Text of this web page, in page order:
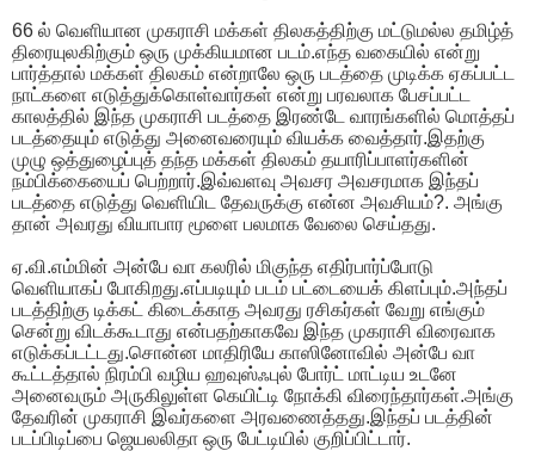
66 ல் வெளியான முகராசி மக்கள் திலகத்திற்கு மட்டுமல்ல தமிழ்த்
திரையுலகிற்கும் ஒரு முக்கியமான படம்.எந்த வகையில் என்று
பார்த்தால் மக்கள் திலகம் என்றாலே ஒரு படத்தை முடிக்க ஏகப்பட்ட
நாட்களை எடுத்துக்கொள்வார்கள் என்று பரவலாக பேசப்பட்ட
காலத்தில் இந்த முகராசி படத்தை இரண்டே வாரங்களில் மொத்தப்
படத்தையும் எடுத்து அனைவரையும் வியக்க வைத்தார்.இதற்கு
முழு ஒத்துழைப்புத் தந்த மக்கள் திலகம் தயாரிப்பாளர்களின்
நம்பிக்கையைப் பெற்றார்.இவ்வளவு அவசர அவசரமாக இந்தப்
படத்தை எடுத்து வெளியிட தேவருக்கு என்ன அவசியம்?. அங்கு
தான் அவரது வியாபார மூளை பலமாக வேலை செய்தது.
ஏ.வி.எம்மின் அன்பே வா கலரில் மிகுந்த எதிர்பார்ப்போடு
வெளியாகப் போகிறது.எப்படியும் படம் பட்டையைக் கிளப்பும்.அந்தப்
படத்திற்கு டிக்கட் கிடைக்காத அவரது ரசிகர்கள் வேறு எங்கும்
சென்று விடக்கூடாது என்பதற்காகவே இந்த முகராசி விரைவாக
எடுக்கப்டட்டது.சொன்ன மாதிரியே காஸினோவில் அன்பே வா
கூட்டத்தால் நிரம்பி வழிய ஹவுஸ்ஃபுல் போர்ட் மாட்டிய உடனே
அனைவரும் அருகிலுள்ள கெயிட்டி நோக்கி விரைந்தார்கள்.அங்கு
தேவரின் முகராசி இவர்களை அரவணைத்தது.இந்தப் படத்தின்
படப்பிடிப்பை ஜெயலலிதா ஒரு பேட்டியில் குறிப்பிட்டார்.